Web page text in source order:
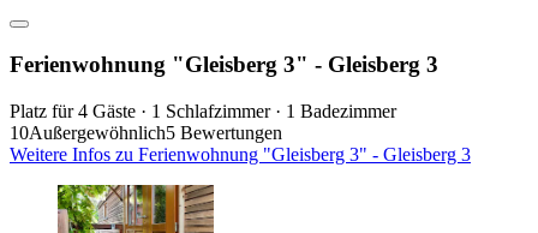
Ferienwohnung "Gleisberg 3" - Gleisberg 3
Platz für 4 Gäste · 1 Schlafzimmer · 1 Badezimmer
10Außergewöhnlich5 Bewertungen
Weitere Infos zu Ferienwohnung "Gleisberg 3" - Gleisberg 3